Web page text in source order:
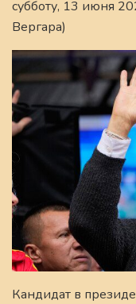
субботу, 13 июня
Вергара)
Кандидат в